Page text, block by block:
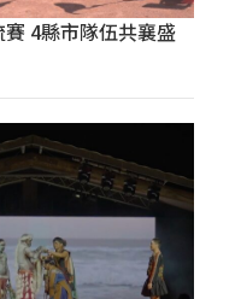
4縣市隊伍共襄盛